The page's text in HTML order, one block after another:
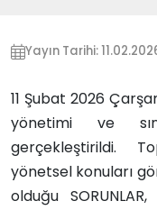
Yayın Tarihi:
11 Şubat 2026
yönetimi ve
gerçekleştirildi.
yönetsel konuları
olduğu